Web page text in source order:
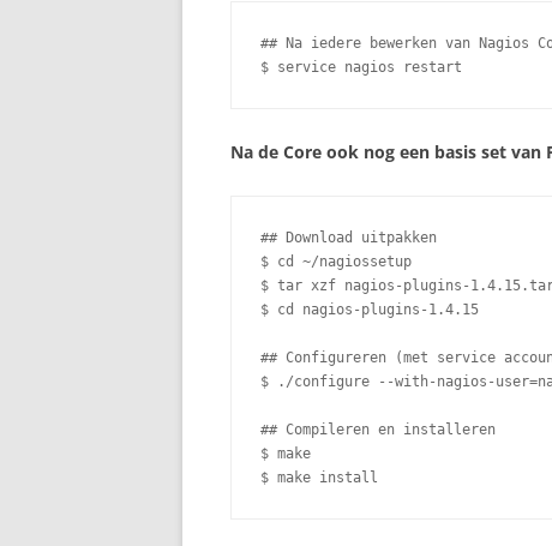
## Na iedere bewerken van
$ service nagios restart
Na de Core ook nog een basis set van
## Download uitpakken
$ cd ~/nagiossetup
$ tar xzf nagios-plugins-
$ cd nagios-plugins-1.4.15
## Configureren (met service
$ ./configure --with-nagios-
## Compileren en installeren
$ make
$ make install